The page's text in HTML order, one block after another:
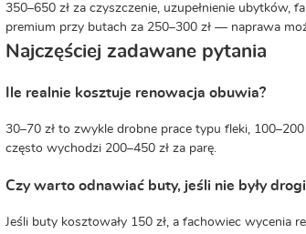
350–650 zł za czyszczenie, uzupełnienie ubytków,
premium przy butach za 250–300 zł — naprawa
Najczęściej zadawane pytania
Ile realnie kosztuje renowacja obuwia?
30–70 zł to zwykle drobne prace typu fleki,
często wychodzi 200–450 zł za parę.
Czy warto odnawiać buty, jeśli nie były
Jeśli buty kosztowały 150 zł, a fachowiec wycenia